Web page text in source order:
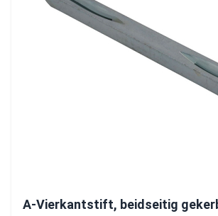
A-Vierkantstift, beidseitig